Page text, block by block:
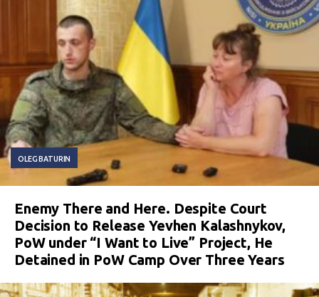
OLEG BATURIN
Enemy There and Here. Despite Court
Decision to Release Yevhen Kalashnykov,
PoW under “I Want to Live” Project, He
Detained in PoW Camp Over Three Years